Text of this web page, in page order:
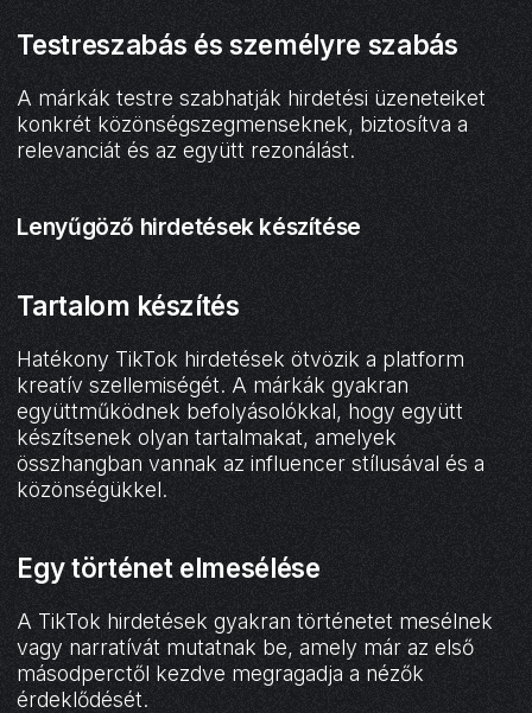
Testreszabás és személyre szabás
A márkák testre szabhatják hirdetési üzeneteiket
konkrét közönségszegmenseknek, biztosítva a
relevanciát és az együtt rezonálást.
Lenyűgöző hirdetések készítése
Tartalom készítés
Hatékony TikTok hirdetések ötvözik a platform
kreatív szellemiségét. A márkák gyakran
együttműködnek befolyásolókkal, hogy együtt
készítsenek olyan tartalmakat, amelyek
összhangban vannak az influencer stílusával és a
közönségükkel.
Egy történet elmesélése
A TikTok hirdetések gyakran történetet mesélnek
vagy narratívát mutatnak be, amely már az első
másodperctől kezdve megragadja a nézők
érdeklődését.